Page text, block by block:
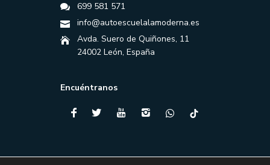
699 581 571
info@autoescuelalamoderna.es
Avda. Suero de Quiñones, 11
24002 León, España
Encuéntranos